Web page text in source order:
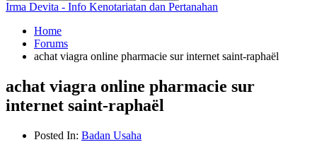
Irma Devita - Info Kenotariatan dan Pertanahan
Home
Forums
achat viagra online pharmacie sur internet saint-raphaël
achat viagra online pharmacie sur
internet saint-raphaël
Posted In: Badan Usaha